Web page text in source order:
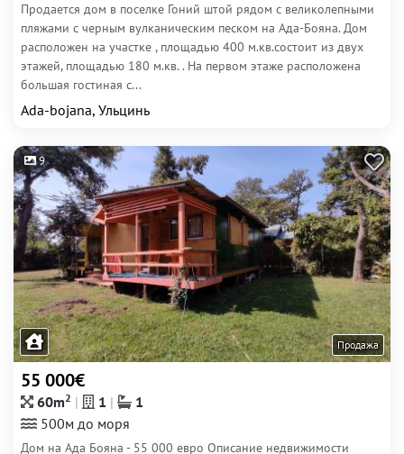
Продается дом в поселке Гоний штой рядом с великолепными
пляжами с черным вулканическим песком на Ада-Бояна. Дом
расположен на участке , площадью 400 м.кв.состоит из двух
этажей, площадью 180 м.кв. . На первом этаже расположена
большая гостиная с...
Ada-bojana, Ульцинь
9
Продажа
55 000€
60m2 1
1
500м до моря
Дом на Ада Бояна - 55 000 евро Описание недвижимости